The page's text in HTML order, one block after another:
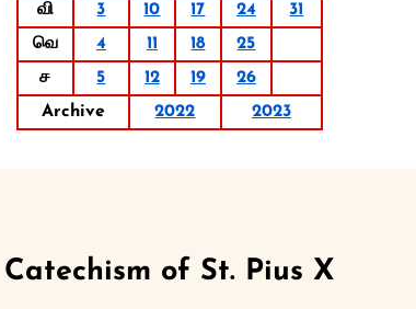
வி
3 10 17 24
31
வெ
4 11 18
25
ச
5 12 19
26
Archive
2022 2023
Catechism of St. Pius X